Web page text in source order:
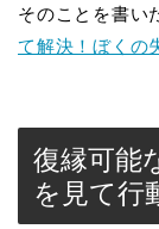
そのことを書い
て解決！ぼくの
復縁可能
を見て行